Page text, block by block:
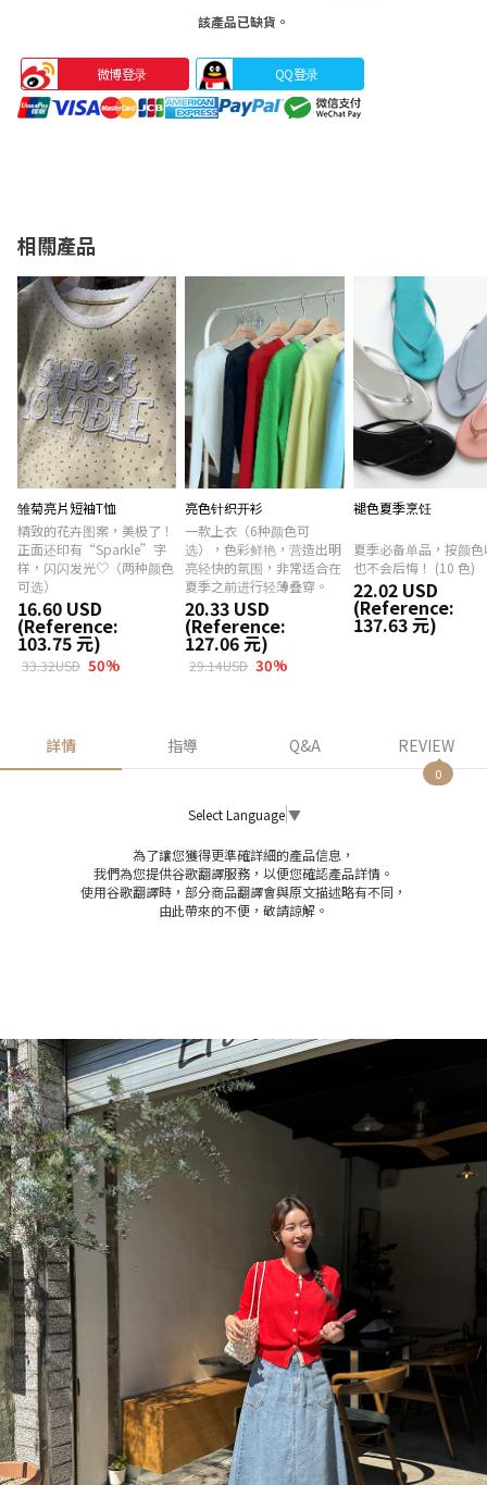
該產品已缺貨。
微博登录 QQ登录
相關產品
雏菊亮片短袖T恤
精致的花卉图案，美极了！
正面还印有“Sparkle”字
样，闪闪发光♡（两种颜色
可选）
16.60 USD
(Reference:
103.75 元)
33.32USD 50%
亮色针织开衫
一款上衣（6种颜色可
选），色彩鲜艳，营造出明
亮轻快的氛围，非常适合在
夏季之前进行轻薄叠穿。
20.33 USD
(Reference:
127.06 元)
29.14USD 30%
褪色夏季烹饪
夏季必备单品，按颜色
也不会后悔！ (10 色)
22.02 USD
(Reference:
137.63 元)
詳情 指導 Q&A REVIEW
0
Select Language ▼
為了讓您獲得更準確詳細的產品信息，
我們為您提供谷歌翻譯服務，以便您確認產品詳情。
使用谷歌翻譯時，部分商品翻譯會與原文描述略有不同，
由此帶來的不便，敬請諒解。